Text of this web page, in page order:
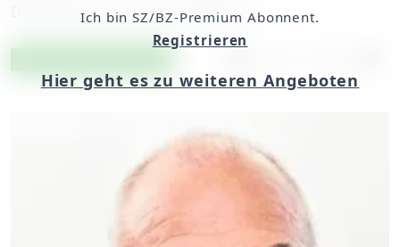
Dienstag, 05. Juni 2018, 06:00 Uhr
Ich bin SZ/BZ-Premium Abonnent.
Registrieren
Hier geht es zu weiteren Angeboten